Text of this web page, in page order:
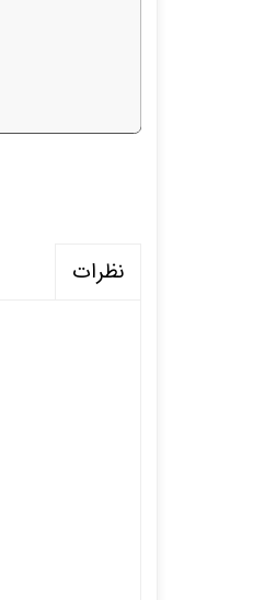
نظرات